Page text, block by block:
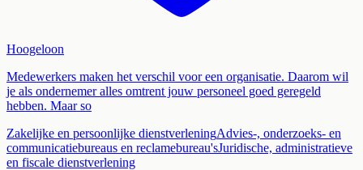
Hoogeloon
Medewerkers maken het verschil voor een organisatie. Daarom wil
je als ondernemer alles omtrent jouw personeel goed geregeld
hebben. Maar so
Zakelijke en persoonlijke dienstverleningAdvies-, onderzoeks- en
communicatiebureaus en reclamebureau'sJuridische, administratieve
en fiscale dienstverlening